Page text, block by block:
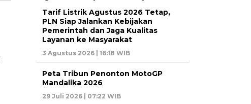
Tarif Listrik Agustus 2026 Tetap,
PLN Siap Jalankan Kebijakan
Pemerintah dan Jaga Kualitas
Layanan ke Masyarakat
3 Agustus 2026 | 16:18 WIB
Peta Tribun Penonton MotoGP
Mandalika 2026
29 Juli 2026 | 07:22 WIB